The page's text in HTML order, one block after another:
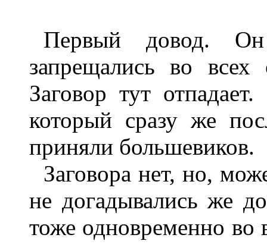
Первый довод.
запрещались во
Заговор тут
который сразу же
приняли большевиков.
Заговора нет, но,
не догадывались же
тоже одновременно во